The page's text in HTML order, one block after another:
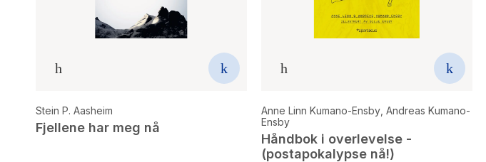
Stein P. Aasheim
Fjellene har meg nå
Anne Linn Kumano-Ensby Andreas Kumano-
Ensby
Håndbok i overlevelse -
(postapokalypse nå!)